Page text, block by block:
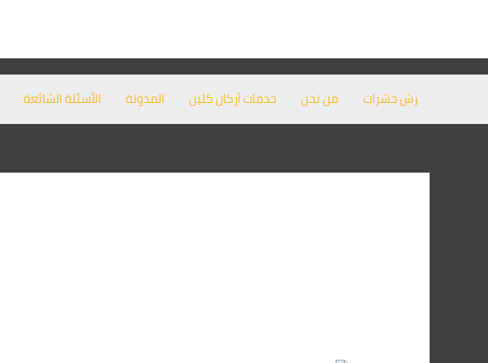
رش حشرات من نحن خدمات أركان كلين المدونة الأسئلة الشائعة